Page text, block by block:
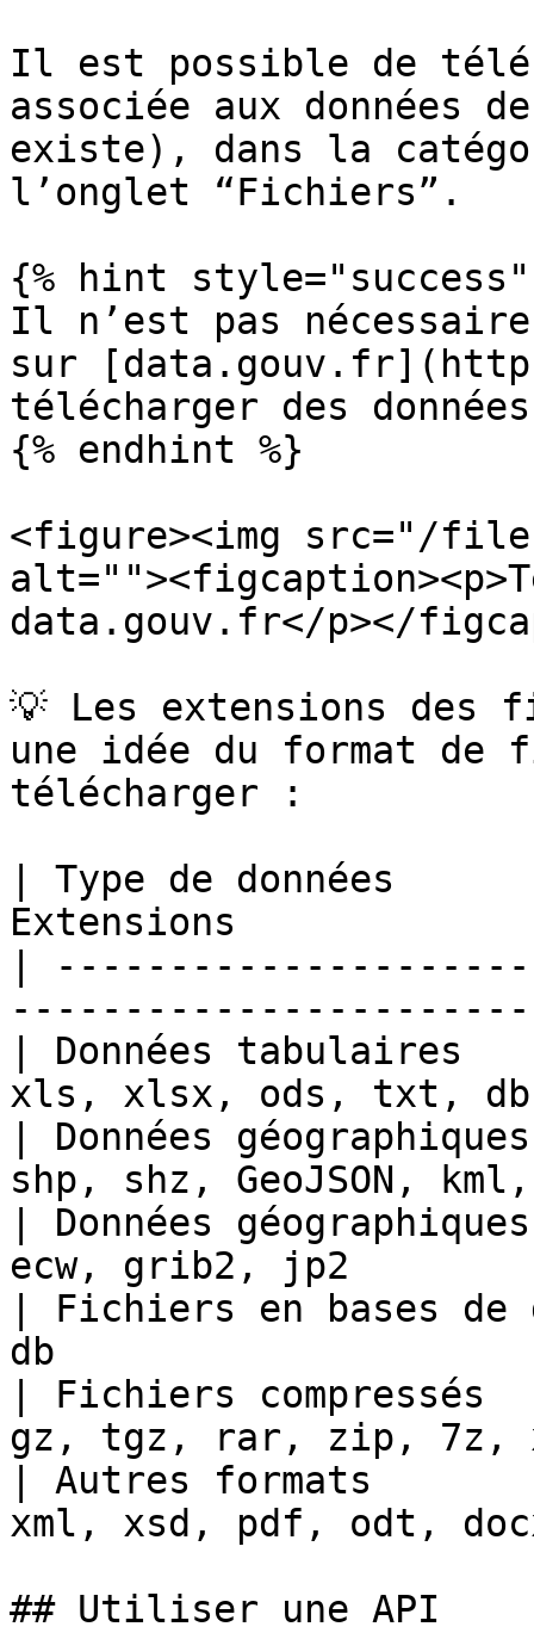
Il est possible de
associée aux données
existe), dans la
l’onglet “Fichiers”.
{% hint style="success"
Il n’est pas nécessaire
sur
télécharger des
{% endhint %}
<figure><img src="/files/
data.gouv.fr</p></
💡 Les extensions des
une idée du format de
télécharger :
| Type de
Extensions
|
| Données
xls, xlsx, ods, txt,
| Données
shp, shz, GeoJSON,
| Données
ecw, grib2, jp2
| Fichiers en bases
db
| Fichiers
gz, tgz, rar, zip,
| Autres formats
xml, xsd, pdf, odt,
## Utiliser une API